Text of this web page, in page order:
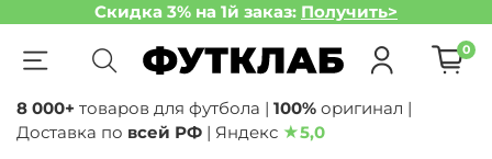
Скидка 3% на 1й заказ: Получить>
0
8 000+ товаров для футбола | 100% оригинал |
Доставка по всей РФ | Яндекс ★5,0